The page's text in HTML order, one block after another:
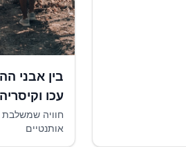
בין אבני
עכו וקיסריה
חוויה שמשלבת
אותנטיים